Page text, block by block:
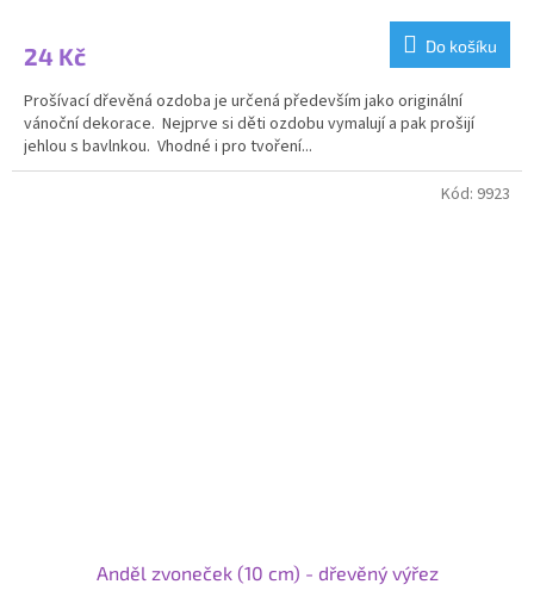
24 Kč Do košíku
Prošívací dřevěná ozdoba je určená především jako originální
vánoční dekorace. Nejprve si děti ozdobu vymalují a pak prošijí
jehlou s bavlnkou. Vhodné i pro tvoření...
Anděl zvoneček (10 cm) - dřevěný výřez
Kód: 9923